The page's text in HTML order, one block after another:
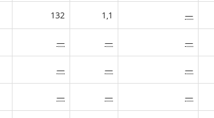
132 1,1 —
— — —
— — —
— — —